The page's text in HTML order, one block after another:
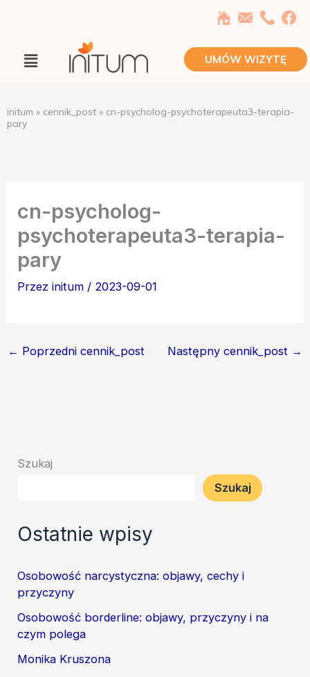
treściMain
UMÓW WIZYTĘ
initum » cennik_post » cn-psycholog-psychoterapeuta3-terapia-
pary
cn-psycholog-
psychoterapeuta3-terapia-
pary
Przezinitum / 2023-09-01
← Poprzedni cennik_post Następny cennik_post →
Szukaj
Szukaj
Ostatnie wpisy
Osobowość narcystyczna: objawy, cechy i
przyczyny
Osobowość borderline: objawy, przyczyny i na
czym polega
Monika Kruszona